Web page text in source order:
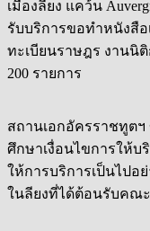
เมืองลียง แคว้น
รับบริการขอทำหนังสื
ทะเบียนราษฎร งานนิ
200 รายการ
สถานเอกอัครราชทูต
ศึกษาเงื่อนไขการให้บ
ให้การบริการเป็นไป
ในลียงที่ได้ต้อนรับคณ